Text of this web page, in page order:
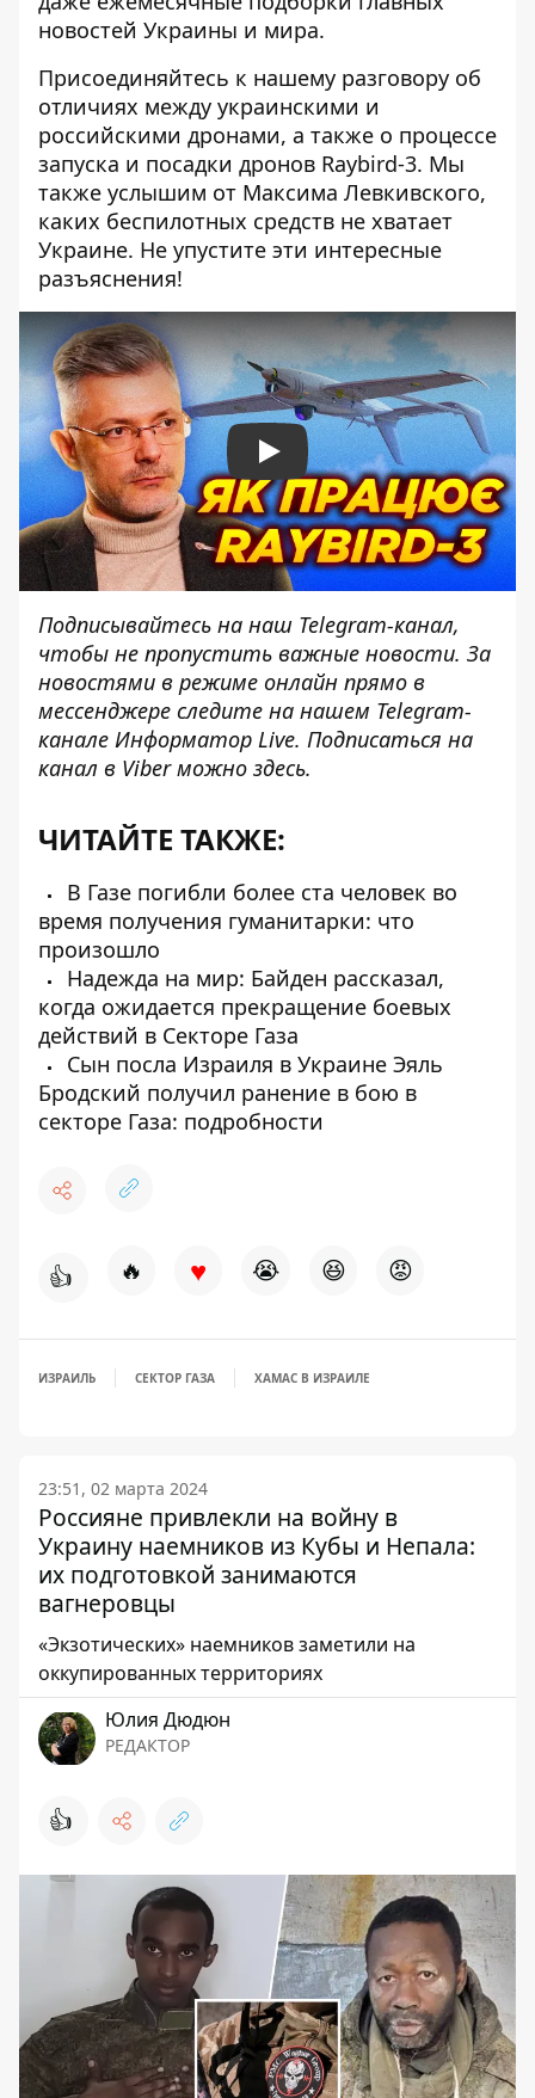
новостей Украины и мира.
Присоединяйтесь к нашему разговору об
отличиях между украинскими и
российскими дронами, а также о процессе
запуска и посадки дронов Raybird-3. Мы
также услышим от Максима Левкивского,
каких беспилотных средств не хватает
Украине. Не упустите эти интересные
разъяснения!
Play
Подписывайтесь на наш Telegram-канал,
чтобы не пропустить важные новости. За
новостями в режиме онлайн прямо в
мессенджере следите на нашем Telegram-
канале Информатор Live. Подписаться на
канал в Viber можно здесь.
ЧИТАЙТЕ ТАКЖЕ:
В Газе погибли более ста человек во
время получения гуманитарки: что
произошло
Надежда на мир: Байден рассказал,
когда ожидается прекращение боевых
действий в Секторе Газа
Сын посла Израиля в Украине Эяль
Бродский получил ранение в бою в
секторе Газа: подробности
👍 🔥 ♥ 😭 😆 😡
ИЗРАИЛЬ СЕКТОР ГАЗА ХАМАС В ИЗРАИЛЕ
23:51, 02 марта 2024
Россияне привлекли на войну в
Украину наемников из Кубы и Непала:
их подготовкой занимаются
вагнеровцы
«Экзотических» наемников заметили на
оккупированных территориях
Юлия Дюдюн
РЕДАКТОР
👍